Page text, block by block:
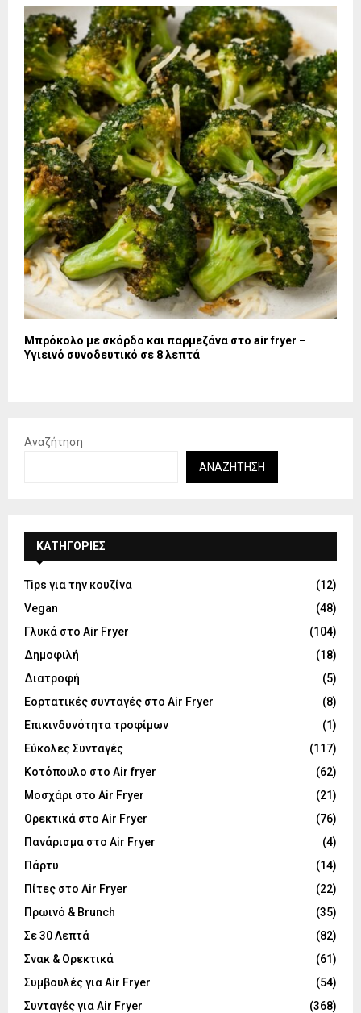
Μπρόκολο με σκόρδο και παρμεζάνα στο air fryer –
Υγιεινό συνοδευτικό σε 8 λεπτά
Αναζήτηση
ΑΝΑΖΉΤΗΣΗ
KΑΤΗΓΟΡΊΕΣ
Tips για την κουζίνα
(12)
Vegan
(48)
Γλυκά στο Air Fryer
(104)
Δημοφιλή
(18)
Διατροφή
(5)
Εορτατικές συνταγές στο Air Fryer
(8)
Επικινδυνότητα τροφίμων
(1)
Εύκολες Συνταγές
(117)
Κοτόπουλο στο Air fryer
(62)
Μοσχάρι στο Air Fryer
(21)
Ορεκτικά στο Air Fryer
(76)
Πανάρισμα στο Air Fryer
(4)
Πάρτυ
(14)
Πίτες στο Air Fryer
(22)
Πρωινό & Brunch
(35)
Σε 30 Λεπτά
(82)
Σνακ & Ορεκτικά
(61)
Συμβουλές για Air Fryer
(54)
Συνταγές για Air Fryer
(368)